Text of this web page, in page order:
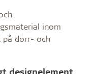
inom
på dörr- och
designelement